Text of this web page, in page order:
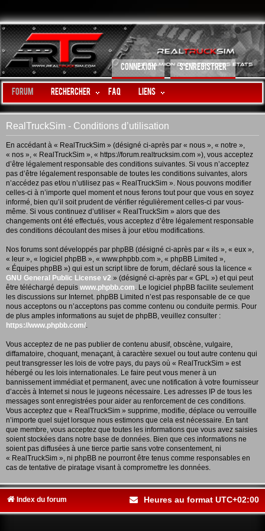
CONNEXION S’ENREGISTRER
Forum Rechercher FAQ LIENS
RealTruckSim - Conditions d’utilisation
En accédant à « RealTruckSim » (désigné ci-après par « nous », « notre »,
« nos », « RealTruckSim », « https://forum.realtrucksim.com »), vous acceptez
d’être légalement responsable des conditions suivantes. Si vous n’acceptez
pas d’être légalement responsable de toutes les conditions suivantes, alors
n’accédez pas et/ou n’utilisez pas « RealTruckSim ». Nous pouvons modifier
celles-ci à n’importe quel moment et nous ferons tout pour que vous en soyez
informé, bien qu’il soit prudent de vérifier régulièrement celles-ci par vous-
même. Si vous continuez d’utiliser « RealTruckSim » alors que des
changements ont été effectués, vous acceptez d’être légalement responsable
des conditions découlant des mises à jour et/ou modifications.
Nos forums sont développés par phpBB (désigné ci-après par « ils », « eux »,
« leur », « logiciel phpBB », « www.phpbb.com », « phpBB Limited »,
« Équipes phpBB ») qui est un script libre de forum, déclaré sous la licence «
GNU General Public License v2 » (désigné ci-après par « GPL ») et qui peut
être téléchargé depuis www.phpbb.com . Le logiciel phpBB facilite seulement
les discussions sur Internet. phpBB Limited n’est pas responsable de ce que
nous acceptons ou n’acceptons pas comme contenu ou conduite permis. Pour
de plus amples informations au sujet de phpBB, veuillez consulter :
https://www.phpbb.com/
Vous acceptez de ne pas publier de contenu abusif, obscène, vulgaire,
diffamatoire, choquant, menaçant, à caractère sexuel ou tout autre contenu qui
peut transgresser les lois de votre pays, du pays où « RealTruckSim » est
hébergé ou les lois internationales. Le faire peut vous mener à un
bannissement immédiat et permanent, avec une notification à votre fournisseur
d’accès à Internet si nous le jugeons nécessaire. Les adresses IP de tous les
messages sont enregistrées pour aider au renforcement de ces conditions.
Vous acceptez que « RealTruckSim » supprime, modifie, déplace ou verrouille
n’importe quel sujet lorsque nous estimons que cela est nécessaire. En tant
que membre, vous acceptez que toutes les informations que vous avez saisies
soient stockées dans notre base de données. Bien que ces informations ne
soient pas diffusées à une tierce partie sans votre consentement, ni
« RealTruckSim », ni phpBB ne pourront être tenus comme responsables en
cas de tentative de piratage visant à compromettre les données.
Index du forum Heures au format UTC+02:00